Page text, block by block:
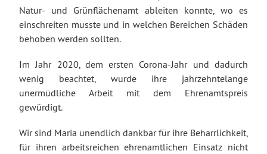
Natur- und Grünflächenamt ableiten konnte, wo es
einschreiten musste und in welchen Bereichen Schäden
behoben werden sollten.
Im Jahr 2020, dem ersten Corona-Jahr und dadurch
wenig beachtet, wurde ihre jahrzehntelange
unermüdliche Arbeit mit dem Ehrenamtspreis
gewürdigt.
Wir sind Maria unendlich dankbar für ihre Beharrlichkeit,
für ihren arbeitsreichen ehrenamtlichen Einsatz nicht